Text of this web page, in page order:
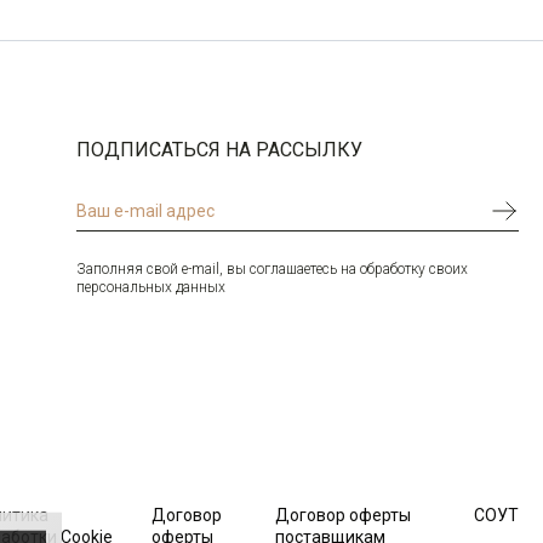
ПОДПИСАТЬСЯ НА РАССЫЛКУ
Заполняя свой e-mail, вы соглашаетесь на обработку своих
персональных данных
Cookie
Договор
оферты
Договор оферты
поставщикам
СОУТ